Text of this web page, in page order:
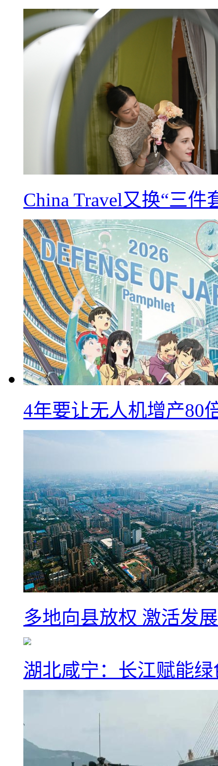
China Travel又换“三
4年要让无人机增产80
多地向县放权 激活发
湖北咸宁：长江赋能